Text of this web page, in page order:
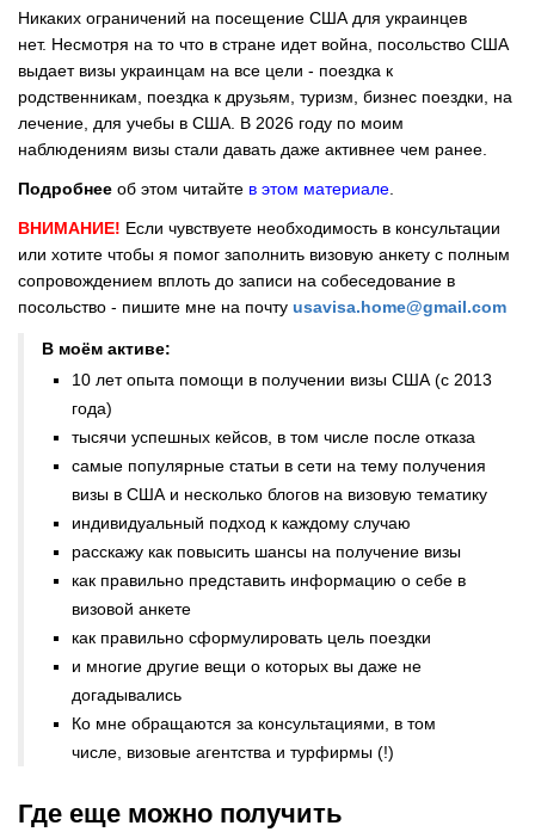
Никаких ограничений на посещение США для украинцев
нет. Несмотря на то что в стране идет война, посольство США
выдает визы украинцам на все цели - поездка к
родственникам, поездка к друзьям, туризм, бизнес поездки, на
лечение, для учебы в США. В 2026 году по моим
наблюдениям визы стали давать даже активнее чем ранее.
Подробнее об этом читайте в этом материале
ВНИМАНИЕ! Если чувствуете необходимость в консультации
или хотите чтобы я помог заполнить визовую анкету с полным
сопровождением вплоть до записи на собеседование в
посольство - пишите мне на почту usavisa.home@gmail.com
В моём активе:
10 лет опыта помощи в получении визы США (с 2013
года)
тысячи успешных кейсов, в том числе после отказа
самые популярные статьи в сети на тему получения
визы в США и несколько блогов на визовую тематику
индивидуальный подход к каждому случаю
расскажу как повысить шансы на получение визы
как правильно представить информацию о себе в
визовой анкете
как правильно сформулировать цель поездки
и многие другие вещи о которых вы даже не
догадывались
Ко мне обращаются за консультациями, в том
числе, визовые агентства и турфирмы (!)
Где еще можно получить